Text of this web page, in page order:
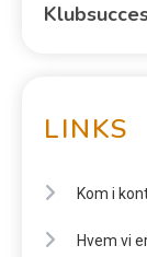
LINKS
Kom i
Hvem vi